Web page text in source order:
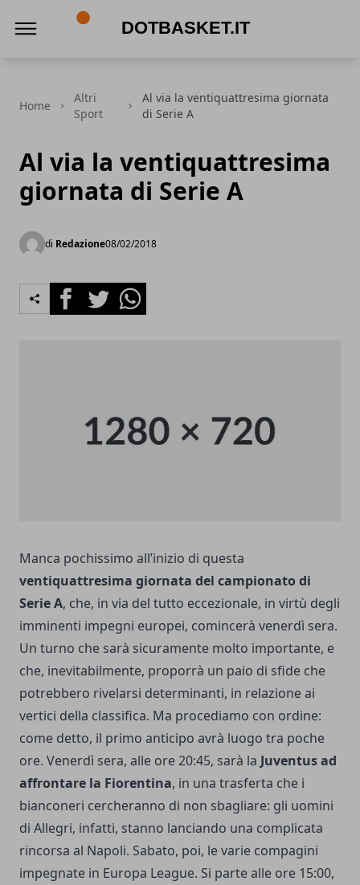
Home
Altri
Sport
Al via la ventiquattresima giornata
di Serie A
Al via la ventiquattresima
giornata di Serie A
di Redazione08/02/2018
FacebookTwitterWhatsapp
Manca pochissimo all’inizio di questa
ventiquattresima giornata del campionato di
Serie A, che, in via del tutto eccezionale, in virtù degli
imminenti impegni europei, comincerà venerdì sera.
Un turno che sarà sicuramente molto importante, e
che, inevitabilmente, proporrà un paio di sfide che
potrebbero rivelarsi determinanti, in relazione ai
vertici della classifica. Ma procediamo con ordine:
come detto, il primo anticipo avrà luogo tra poche
ore. Venerdì sera, alle ore 20:45, sarà la Juventus ad
affrontare la Fiorentina, in una trasferta che i
bianconeri cercheranno di non sbagliare: gli uomini
di Allegri, infatti, stanno lanciando una complicata
rincorsa al Napoli. Sabato, poi, le varie compagini
impegnate in Europa League. Si parte alle ore 15:00,